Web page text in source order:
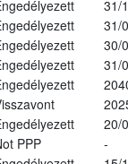
31/
31/
30/
31/
20/
PPP
-